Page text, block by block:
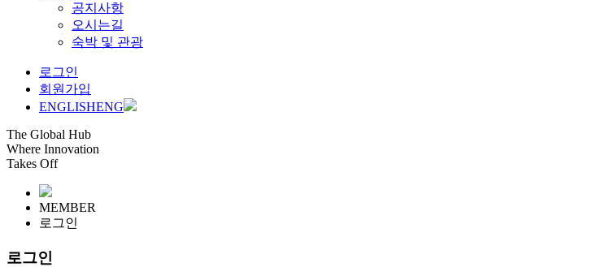
공지사항
오시는길
숙박 및 관광
로그인
회원가입
ENGLISHENG
The Global Hub
Where Innovation
Takes Off
MEMBER
로그인
로그인